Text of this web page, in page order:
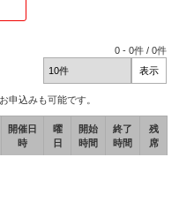
0 -0件 /0件
申込みも可能です。
開催日
時
曜
日
開始
時間
終了
時間
残
席